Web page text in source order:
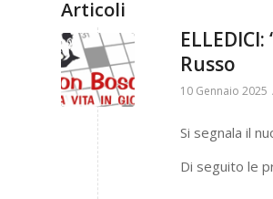
Articoli
Russo
10 Gennaio 2025
Si segnala il
Di seguito le